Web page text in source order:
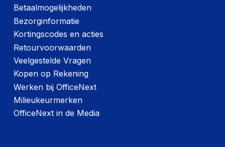
Betaalmogelijkheden
Bezorginformatie
Kortingscodes en acties
Retourvoorwaarden
Veelgestelde Vragen
Kopen op Rekening
Werken bij OfficeNext
Milieukeurmerken
OfficeNext in de Media